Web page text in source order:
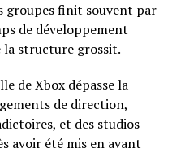
groupes finit souvent par
de développement
la structure grossit.
de Xbox dépasse la
de direction,
et des studios
avoir été mis en avant